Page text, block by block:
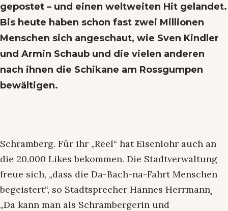
gepostet – und einen weltweiten Hit gelandet.
Bis heute haben schon fast zwei Millionen
Menschen sich angeschaut, wie Sven Kindler
und Armin Schaub und die vielen anderen
nach ihnen die Schikane am Rossgumpen
bewältigen.
Schramberg. Für ihr „Reel“ hat Eisenlohr auch an
die 20.000 Likes bekommen. Die Stadtverwaltung
freue sich, „dass die Da-Bach-na-Fahrt Menschen
begeistert“, so Stadtsprecher Hannes Herrmann¸
„Da kann man als Schrambergerin und